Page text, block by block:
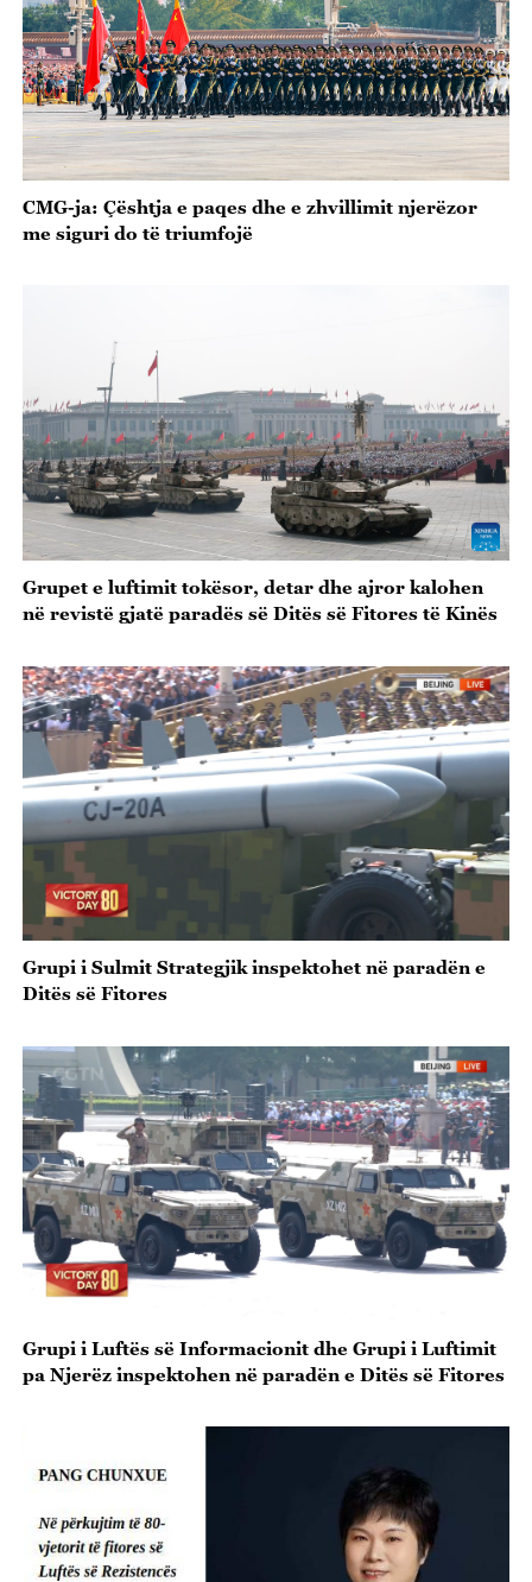
CMG-ja: Çështja e paqes dhe e zhvillimit njerëzor
me siguri do të triumfojë
Grupet e luftimit tokësor, detar dhe ajror kalohen
në revistë gjatë paradës së Ditës së Fitores të Kinës
Grupi i Sulmit Strategjik inspektohet në paradën e
Ditës së Fitores
Grupi i Luftës së Informacionit dhe Grupi i Luftimit
pa Njerëz inspektohen në paradën e Ditës së Fitores